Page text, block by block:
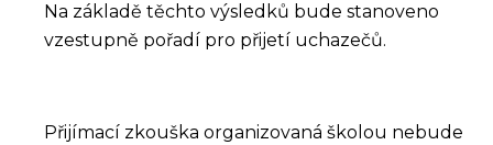
Na základě těchto výsledků bude stanoveno
vzestupně pořadí pro přijetí uchazečů.
Přijímací zkouška organizovaná školou nebude